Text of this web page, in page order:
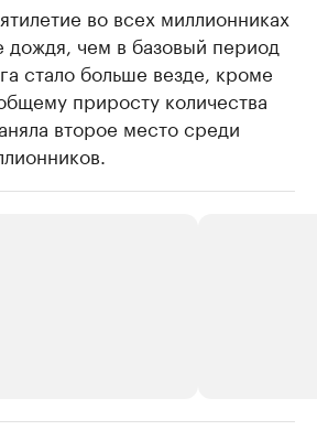
во всех миллионниках
дождя, чем в базовый период
стало больше везде, кроме
приросту количества
второе место среди